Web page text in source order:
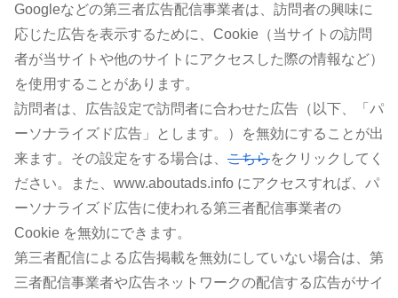
Googleなどの第三者広告配信事業者は、訪問者の興味に
応じた広告を表示するために、Cookie（当サイトの訪問
者が当サイトや他のサイトにアクセスした際の情報など）
を使用することがあります。
訪問者は、広告設定で訪問者に合わせた広告（以下、「パ
ーソナライズド広告」とします。）を無効にすることが出
来ます。その設定をする場合は、 こちらをクリックしてく
ださい。また、www.aboutads.info にアクセスすれば、パ
ーソナライズド広告に使われる第三者配信事業者の
Cookie を無効にできます。
第三者配信による広告掲載を無効にしていない場合は、第
三者配信事業者や広告ネットワークの配信する広告がサイ